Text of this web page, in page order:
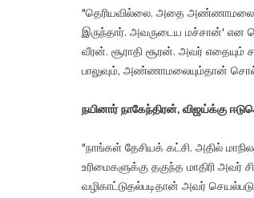
"தெரியவில்லை. அதை அண்ணாமலை
இருந்தார். அவருடைய மச்சான்' என
வீரன். சூராதி சூரன். அவர்
பாலுவும், அண்ணாமலையும்தான்
நயினார் நாகேந்திரன், விஜய்க்கு
"நாங்கள் தேசியக் கட்சி. அதில்
உரிமைகளுக்கு தகுந்த மாதிரி
வழிகாட்டுதல்படிதான் அவர்